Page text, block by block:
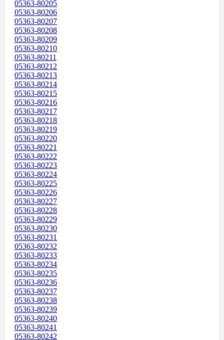
05363-80205
05363-80206
05363-80207
05363-80208
05363-80209
05363-80210
05363-80211
05363-80212
05363-80213
05363-80214
05363-80215
05363-80216
05363-80217
05363-80218
05363-80219
05363-80220
05363-80221
05363-80222
05363-80223
05363-80224
05363-80225
05363-80226
05363-80227
05363-80228
05363-80229
05363-80230
05363-80231
05363-80232
05363-80233
05363-80234
05363-80235
05363-80236
05363-80237
05363-80238
05363-80239
05363-80240
05363-80241
05363-80242